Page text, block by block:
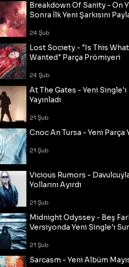
Breakdown Of Sanity - On
Sonra İlk Yeni Şarkısını
24 Şub
Lost Society - "Is This
Wanted" Parça Prömiyeri
24 Şub
At The Gates - Yeni Single'ı
Yayınladı
21 Şub
Cnoc An Tursa - Yeni Parça
21 Şub
Vicious Rumors -
Yollarını Ayırdı
21 Şub
Midnight Odyssey - Beş
Versiyonda Yeni Single'ı
21 Şub
Sarcasm - Yeni Albüm